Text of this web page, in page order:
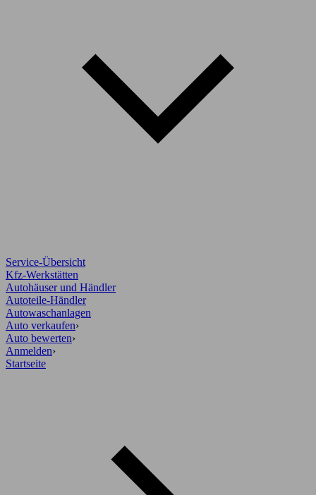
Service-Übersicht
Kfz-Werkstätten
Autohäuser und Händler
Autoteile-Händler
Autowaschanlagen
Auto verkaufen›
Auto bewerten›
Anmelden›
Startseite